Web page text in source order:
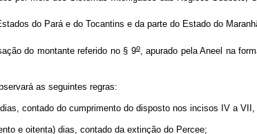
do Pará e do Tocantins e da parte do Estado do
do montante referido no § 9o, apurado pela Aneel na
as seguintes regras:
contado do cumprimento do disposto nos incisos IV a
e oitenta) dias, contado da extinção do Percee;